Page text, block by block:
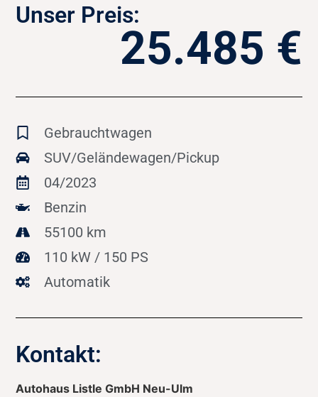
Unser Preis:
25.485 €
Gebrauchtwagen
SUV/Geländewagen/Pickup
04/2023
Benzin
55100 km
110 kW / 150 PS
Automatik
Kontakt:
Autohaus Listle GmbH Neu-Ulm